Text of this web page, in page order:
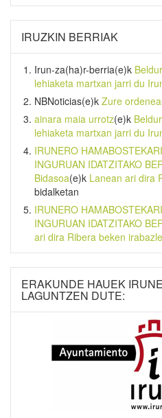
IRUZKIN BERRIAK
Irun-za(ha)r-berria(e)k
lehiaketa martxan jarri du
NBNoticias(e)k Zure
ainara maia urrotz(e)k
lehiaketa martxan jarri du
IRUNERO
INGURUAN IDATZITAKO
Bidasoa(e)k Lanean ari dira
bidalketan
IRUNERO
INGURUAN IDATZITAKO
ari dira Ribera beken
ERAKUNDE HAUEK
LAGUNTZEN DUTE: